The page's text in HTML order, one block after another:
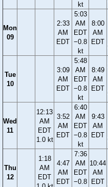
kt
Mon
09
2:33
AM
EDT
5:03
AM
EDT
−0.8
kt
8:00
AM
EDT
Tue
10
3:09
AM
EDT
5:48
AM
EDT
−0.8
kt
8:49
AM
EDT
Wed
11
12:13
AM
EDT
1.0 kt
3:52
AM
EDT
6:40
AM
EDT
−0.8
kt
9:43
AM
EDT
Thu
12
1:18
AM
EDT
4:47
AM
EDT
7:36
AM
EDT
−0.8
10:44
AM
EDT